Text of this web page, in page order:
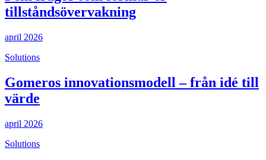
tillståndsövervakning
april 2026
Solutions
Gomeros innovationsmodell – från idé till
värde
april 2026
Solutions